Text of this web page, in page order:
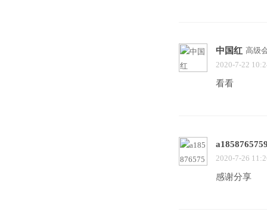
中国红 高级
2020-7-22
看看
2020-7-26
感谢分享